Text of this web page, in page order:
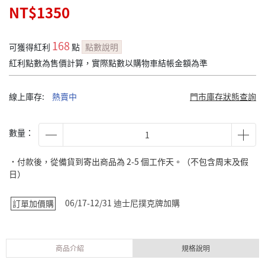
NT$1350
可獲得紅利 168 點 點數說明
紅利點數為售價計算，實際點數以購物車結帳金額為準
線上庫存: 熱賣中 門市庫存狀態查詢
數量：
˙付款後，從備貨到寄出商品為 2-5 個工作天。（不包含周末及假
日）
訂單加價購 06/17-12/31 迪士尼撲克牌加購
商品介紹 規格說明